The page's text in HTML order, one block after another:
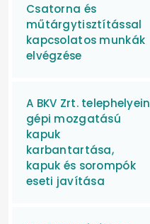
Csatorna és
műtárgytisztítással
kapcsolatos munkák
elvégzése
A BKV Zrt. telephelyein
gépi mozgatású
kapuk
karbantartása,
kapuk és sorompók
eseti javítása